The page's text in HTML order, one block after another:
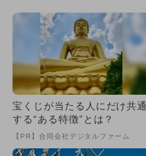
宝くじが当たる人にだけ共通
する“ある特徴”とは？
【PR】合同会社デジタルファーム